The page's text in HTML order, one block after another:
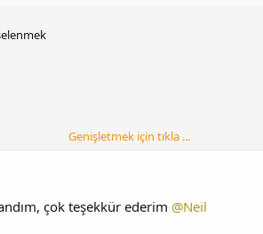
Genişletmek için tıkla ...
çok teşekkür ederim @Neil